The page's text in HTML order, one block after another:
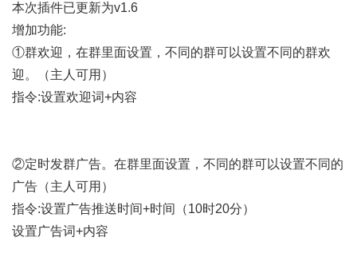
本次插件已更新为v1.6
增加功能:
①群欢迎，在群里面设置，不同的群可以设置不同的群欢
迎。（主人可用）
指令:设置欢迎词+内容
②定时发群广告。在群里面设置，不同的群可以设置不同的
广告（主人可用）
指令:设置广告推送时间+时间（10时20分）
设置广告词+内容